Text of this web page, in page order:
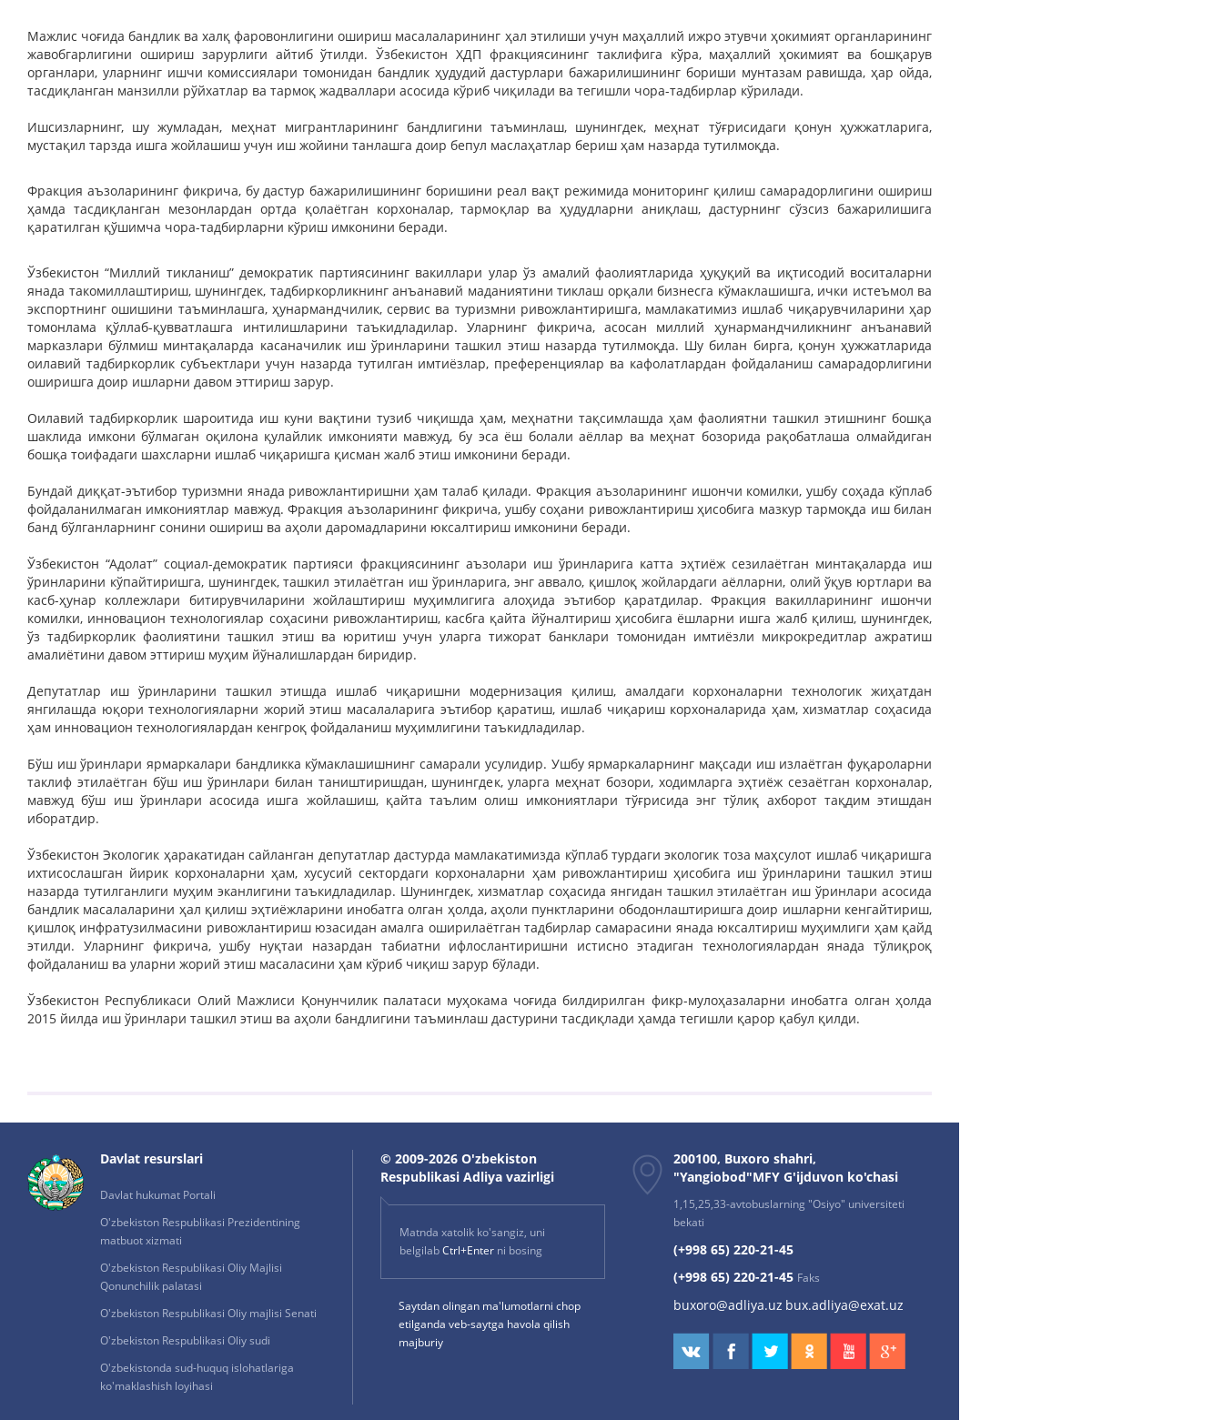
Мажлис чоғида бандлик ва халқ фаровонлигини ошириш масалаларининг ҳал этилиши учун маҳаллий ижро этувчи ҳокимият органларининг
жавобгарлигини ошириш зарурлиги айтиб ўтилди. Ўзбекистон ХДП фракциясининг таклифига кўра, маҳаллий ҳокимият ва бошқарув
органлари, уларнинг ишчи комиссиялари томонидан бандлик ҳудудий дастурлари бажарилишининг бориши мунтазам равишда, ҳар ойда,
тасдиқланган манзилли рўйхатлар ва тармоқ жадваллари асосида кўриб чиқилади ва тегишли чора-тадбирлар кўрилади.
Ишсизларнинг, шу жумладан, меҳнат мигрантларининг бандлигини таъминлаш, шунингдек, меҳнат тўғрисидаги қонун ҳужжатларига,
мустақил тарзда ишга жойлашиш учун иш жойини танлашга доир бепул маслаҳатлар бериш ҳам назарда тутилмоқда.
Фракция аъзоларининг фикрича, бу дастур бажарилишининг боришини реал вақт режимида мониторинг қилиш самарадорлигини ошириш
ҳамда тасдиқланган мезонлардан ортда қолаётган корхоналар, тармоқлар ва ҳудудларни аниқлаш, дастурнинг сўзсиз бажарилишига
қаратилган қўшимча чора-тадбирларни кўриш имконини беради.
Ўзбекистон “Миллий тикланиш” демократик партиясининг вакиллари улар ўз амалий фаолиятларида ҳуқуқий ва иқтисодий воситаларни
янада такомиллаштириш, шунингдек, тадбиркорликнинг анъанавий маданиятини тиклаш орқали бизнесга кўмаклашишга, ички истеъмол ва
экспортнинг ошишини таъминлашга, ҳунармандчилик, сервис ва туризмни ривожлантиришга, мамлакатимиз ишлаб чиқарувчиларини ҳар
томонлама қўллаб-қувватлашга интилишларини таъкидладилар. Уларнинг фикрича, асосан миллий ҳунармандчиликнинг анъанавий
марказлари бўлмиш минтақаларда касаначилик иш ўринларини ташкил этиш назарда тутилмоқда. Шу билан бирга, қонун ҳужжатларида
оилавий тадбиркорлик субъектлари учун назарда тутилган имтиёзлар, преференциялар ва кафолатлардан фойдаланиш самарадорлигини
оширишга доир ишларни давом эттириш зарур.
Оилавий тадбиркорлик шароитида иш куни вақтини тузиб чиқишда ҳам, меҳнатни тақсимлашда ҳам фаолиятни ташкил этишнинг бошқа
шаклида имкони бўлмаган оқилона қулайлик имконияти мавжуд, бу эса ёш болали аёллар ва меҳнат бозорида рақобатлаша олмайдиган
бошқа тоифадаги шахсларни ишлаб чиқаришга қисман жалб этиш имконини беради.
Бундай диққат-эътибор туризмни янада ривожлантиришни ҳам талаб қилади. Фракция аъзоларининг ишончи комилки, ушбу соҳада кўплаб
фойдаланилмаган имкониятлар мавжуд. Фракция аъзоларининг фикрича, ушбу соҳани ривожлантириш ҳисобига мазкур тармоқда иш билан
банд бўлганларнинг сонини ошириш ва аҳоли даромадларини юксалтириш имконини беради.
Ўзбекистон “Адолат” социал-демократик партияси фракциясининг аъзолари иш ўринларига катта эҳтиёж сезилаётган минтақаларда иш
ўринларини кўпайтиришга, шунингдек, ташкил этилаётган иш ўринларига, энг аввало, қишлоқ жойлардаги аёлларни, олий ўқув юртлари ва
касб-ҳунар коллежлари битирувчиларини жойлаштириш муҳимлигига алоҳида эътибор қаратдилар. Фракция вакилларининг ишончи
комилки, инновацион технологиялар соҳасини ривожлантириш, касбга қайта йўналтириш ҳисобига ёшларни ишга жалб қилиш, шунингдек,
ўз тадбиркорлик фаолиятини ташкил этиш ва юритиш учун уларга тижорат банклари томонидан имтиёзли микрокредитлар ажратиш
амалиётини давом эттириш муҳим йўналишлардан биридир.
Депутатлар иш ўринларини ташкил этишда ишлаб чиқаришни модернизация қилиш, амалдаги корхоналарни технологик жиҳатдан
янгилашда юқори технологияларни жорий этиш масалаларига эътибор қаратиш, ишлаб чиқариш корхоналарида ҳам, хизматлар соҳасида
ҳам инновацион технологиялардан кенгроқ фойдаланиш муҳимлигини таъкидладилар.
Бўш иш ўринлари ярмаркалари бандликка кўмаклашишнинг самарали усулидир. Ушбу ярмаркаларнинг мақсади иш излаётган фуқароларни
таклиф этилаётган бўш иш ўринлари билан таништиришдан, шунингдек, уларга меҳнат бозори, ходимларга эҳтиёж сезаётган корхоналар,
мавжуд бўш иш ўринлари асосида ишга жойлашиш, қайта таълим олиш имкониятлари тўғрисида энг тўлиқ ахборот тақдим этишдан
иборатдир.
Ўзбекистон Экологик ҳаракатидан сайланган депутатлар дастурда мамлакатимизда кўплаб турдаги экологик тоза маҳсулот ишлаб чиқаришга
ихтисослашган йирик корхоналарни ҳам, хусусий сектордаги корхоналарни ҳам ривожлантириш ҳисобига иш ўринларини ташкил этиш
назарда тутилганлиги муҳим эканлигини таъкидладилар. Шунингдек, хизматлар соҳасида янгидан ташкил этилаётган иш ўринлари асосида
бандлик масалаларини ҳал қилиш эҳтиёжларини инобатга олган ҳолда, аҳоли пунктларини ободонлаштиришга доир ишларни кенгайтириш,
қишлоқ инфратузилмасини ривожлантириш юзасидан амалга оширилаётган тадбирлар самарасини янада юксалтириш муҳимлиги ҳам қайд
этилди. Уларнинг фикрича, ушбу нуқтаи назардан табиатни ифлослантиришни истисно этадиган технологиялардан янада тўлиқроқ
фойдаланиш ва уларни жорий этиш масаласини ҳам кўриб чиқиш зарур бўлади.
Ўзбекистон Республикаси Олий Мажлиси Қонунчилик палатаси муҳокама чоғида билдирилган фикр-мулоҳазаларни инобатга олган ҳолда
2015 йилда иш ўринлари ташкил этиш ва аҳоли бандлигини таъминлаш дастурини тасдиқлади ҳамда тегишли қарор қабул қилди.
Davlat resurslari
Davlat hukumat Portali
O'zbekiston Respublikasi Prezidentining
matbuot xizmati
O'zbekiston Respublikasi Oliy Majlisi
Qonunchilik palatasi
O'zbekiston Respublikasi Oliy majlisi Senati
O'zbekiston Respublikasi Oliy sudi
O'zbekistonda sud-huquq islohatlariga
ko'maklashish loyihasi
© 2009-2026 O'zbekiston
Respublikasi Adliya vazirligi
Matnda xatolik ko'sangiz, uni
belgilabCtrl+Enterni bosing
Saytdan olingan ma'lumotlarni chop
etilganda veb-saytga havola qilish
majburiy
200100, Buxoro shahri,
"Yangiobod"MFY G'ijduvon ko'chasi
1,15,25,33-avtobuslarning "Osiyo" universiteti
bekati
(+998 65) 220-21-45
(+998 65) 220-21-45 Faks
buxoro@adliya.uz bux.adliya@exat.uz